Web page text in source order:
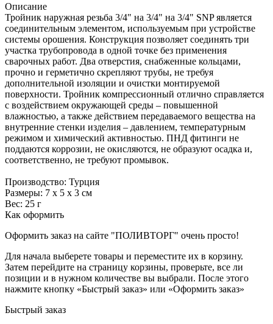
Описание
Тройник наружная резьба 3/4" на 3/4" на 3/4" SNP является
соединительным элементом, используемым при устройстве
системы орошения. Конструкция позволяет соединять три
участка трубопровода в одной точке без применения
сварочных работ. Два отверстия, снабженные кольцами,
прочно и герметично скрепляют трубы, не требуя
дополнительной изоляции и очистки монтируемой
поверхности. Тройник компрессионный отлично справляется
с воздействием окружающей среды – повышенной
влажностью, а также действием передаваемого вещества на
внутренние стенки изделия – давлением, температурным
режимом и химический активностью. ПНД фитинги не
поддаются коррозии, не окисляются, не образуют осадка и,
соответственно, не требуют промывок.
Производство: Турция
Размеры: 7 х 5 х 3 см
Вес: 25 г
Как оформить
Оформить заказ на сайте "ПОЛИВТОРГ" очень просто!
Для начала выберете товары и переместите их в корзину.
Затем перейдите на страницу корзины, проверьте, все ли
позиции и в нужном количестве вы выбрали. После этого
нажмите кнопку «Быстрый заказ» или «Оформить заказ»
Быстрый заказ